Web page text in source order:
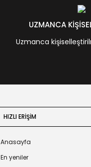
UZMANCA
Uzmanca
HIZLI ERİŞİM
Anasayfa
En yeniler